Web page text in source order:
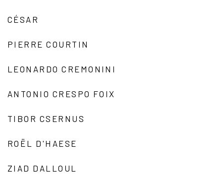
CÉSAR
PIERRE COURTIN
LEONARDO CREMONINI
ANTONIO CRESPO FOIX
TIBOR CSERNUS
ROËL D'HAESE
ZIAD DALLOUL